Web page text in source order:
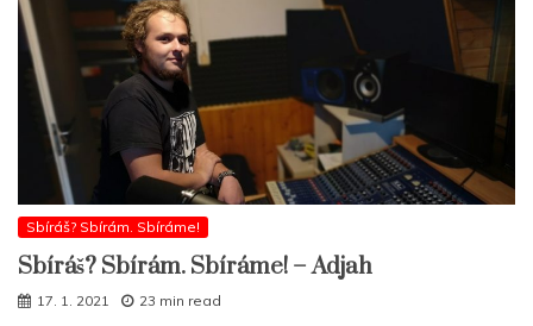
Sbíráš? Sbírám. Sbíráme!
Sbíráš? Sbírám. Sbíráme! – Adjah
17. 1. 2021 23 min read